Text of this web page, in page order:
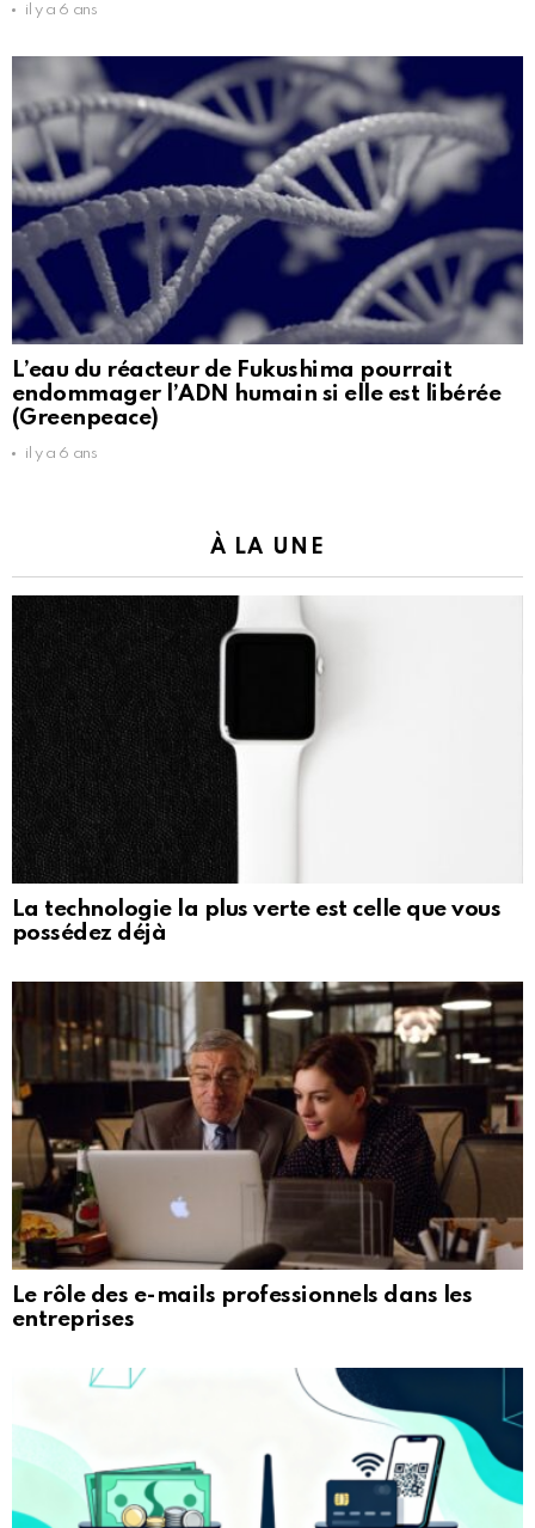
il y a 6 ans
L’eau du réacteur de Fukushima pourrait
endommager l’ADN humain si elle est libérée
(Greenpeace)
il y a 6 ans
À LA UNE
La technologie la plus verte est celle que vous
possédez déjà
Le rôle des e-mails professionnels dans les
entreprises